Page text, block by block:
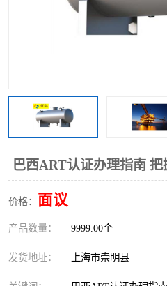
巴西ART认证办理指南
价格： 面议
产品数量： 9999.00个
发货地址： 上海市崇明县